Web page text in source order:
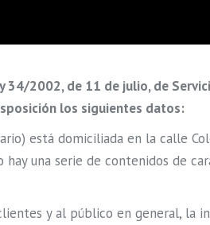
34/2002, de 11 de julio, de
los siguientes datos:
está domiciliada en la calle
una serie de contenidos de
y al público en general, la